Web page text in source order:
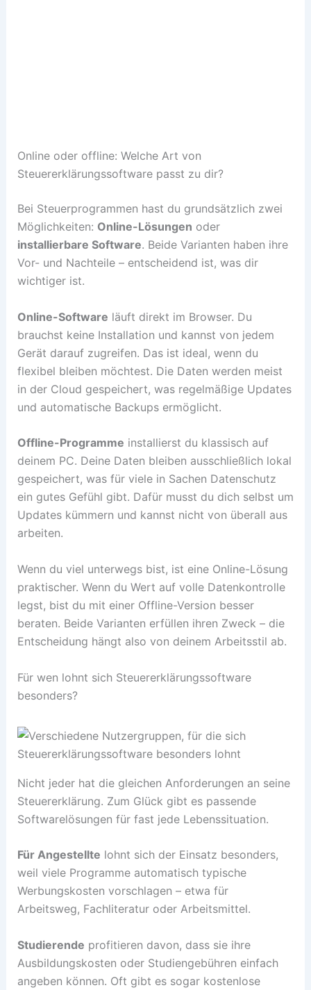
Online oder offline: Welche Art von
Steuererklärungssoftware passt zu dir?
Bei Steuerprogrammen hast du grundsätzlich zwei
Möglichkeiten: Online-Lösungen oder
installierbare Software. Beide Varianten haben ihre
Vor- und Nachteile – entscheidend ist, was dir
wichtiger ist.
Online-Software läuft direkt im Browser. Du
brauchst keine Installation und kannst von jedem
Gerät darauf zugreifen. Das ist ideal, wenn du
flexibel bleiben möchtest. Die Daten werden meist
in der Cloud gespeichert, was regelmäßige Updates
und automatische Backups ermöglicht.
Offline-Programme installierst du klassisch auf
deinem PC. Deine Daten bleiben ausschließlich lokal
gespeichert, was für viele in Sachen Datenschutz
ein gutes Gefühl gibt. Dafür musst du dich selbst um
Updates kümmern und kannst nicht von überall aus
arbeiten.
Wenn du viel unterwegs bist, ist eine Online-Lösung
praktischer. Wenn du Wert auf volle Datenkontrolle
legst, bist du mit einer Offline-Version besser
beraten. Beide Varianten erfüllen ihren Zweck – die
Entscheidung hängt also von deinem Arbeitsstil ab.
Für wen lohnt sich Steuererklärungssoftware
besonders?
Nicht jeder hat die gleichen Anforderungen an seine
Steuererklärung. Zum Glück gibt es passende
Softwarelösungen für fast jede Lebenssituation.
Für Angestellte lohnt sich der Einsatz besonders,
weil viele Programme automatisch typische
Werbungskosten vorschlagen – etwa für
Arbeitsweg, Fachliteratur oder Arbeitsmittel.
Studierende profitieren davon, dass sie ihre
Ausbildungskosten oder Studiengebühren einfach
angeben können. Oft gibt es sogar kostenlose